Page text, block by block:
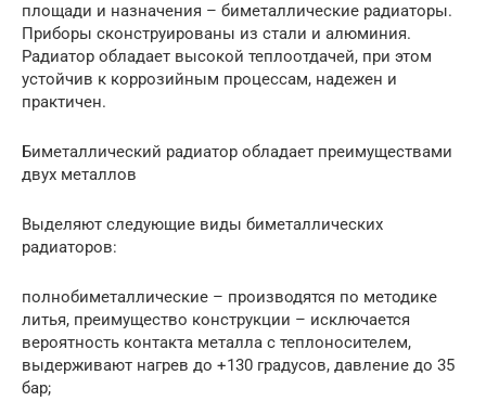
площади и назначения – биметаллические радиаторы.
Приборы сконструированы из стали и алюминия.
Радиатор обладает высокой теплоотдачей, при этом
устойчив к коррозийным процессам, надежен и
практичен.
Биметаллический радиатор обладает преимуществами
двух металлов
Выделяют следующие виды биметаллических
радиаторов:
полнобиметаллические – производятся по методике
литья, преимущество конструкции – исключается
вероятность контакта металла с теплоносителем,
выдерживают нагрев до +130 градусов, давление до 35
бар;